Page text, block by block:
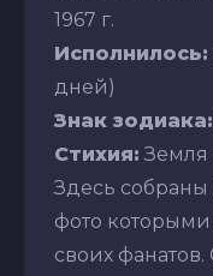
1967 г.
Исполнилось:
дней)
Знак зодиака:
Стихия: Земля
Здесь собраны
фото
своих